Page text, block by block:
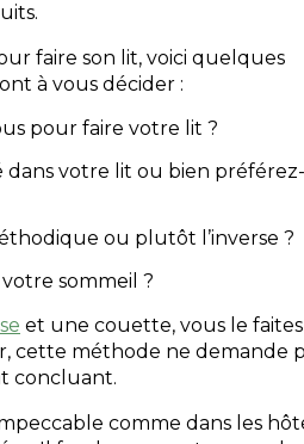
faire son lit, voici quelques
à vous décider :
pour faire votre lit ?
dans votre lit ou bien préférez-
ou plutôt l’inverse ?
sommeil ?
et une couette, vous le faites
cette méthode ne demande
concluant.
comme dans les